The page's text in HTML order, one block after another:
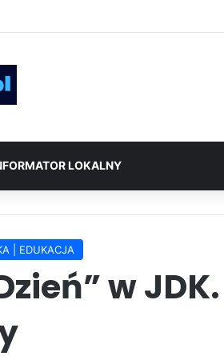
LOKALNY
| EDUKACJA
w